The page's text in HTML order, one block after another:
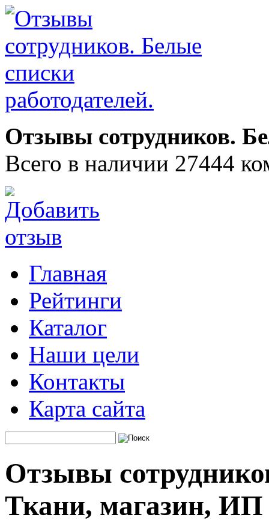
Отзывы сотрудников.
Всего в наличии 27444
Главная
Рейтинги
Каталог
Наши цели
Контакты
Карта сайта
Отзывы
Ткани, магазин,